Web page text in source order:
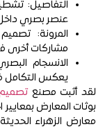
التفاصيل:
عنصر بصري
المرونة:
مشاركات أخرى
الانسجام
يعكس التكامل
لقد أثبت مصنع
بوثات المعارض
معارض الزهراء